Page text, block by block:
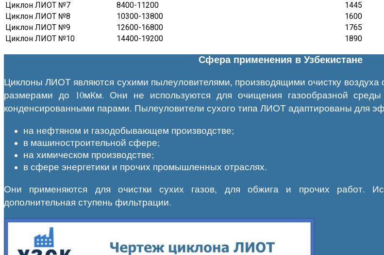
Циклон ЛИОТ №7
8400-11200 1445
Циклон ЛИОТ №8
10300-13800 1600
Циклон ЛИОТ №9
12600-16800 1765
Циклон ЛИОТ №10
14400-19200 1890
Сфера применения в Узбекистане
Циклоны ЛИОТ являются сухими пылеуловителями, производящими очистку воздуха
размерами до 10мКм. Они не используются для очищения газообразной
конденсированными парами. Пылеуловители сухого типа ЛИОТ адаптированы для
на нефтяном и газодобывающем производстве;
в машиностроительной сфере;
на химическом производстве;
в сфере энергетики и прочих промышленных отраслях.
Они применяются для очистки сухих газов, для обжига и прочих работ.
дополнительная ступень фильтрации.